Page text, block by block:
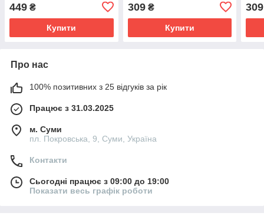
449 ₴
Купити
309₴
Купити
309
Про нас
100% позитивних з 25 відгуків за рік
Працює з 31.03.2025
м. Суми
пл. Покровська, 9, Суми, Україна
Контакти
Сьогодні працює з 09:00 до 19:00
Показати весь графік роботи